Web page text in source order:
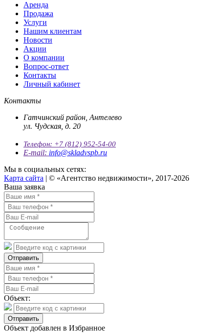
Аренда
Продажа
Услуги
Нашим клиентам
Новости
Акции
О компании
Вопрос-ответ
Контакты
Личный кабинет
Контакты
Гатчинский район, Антелево
ул. Чудская, д. 20
Телефон: +7 (812) 952-54-00
E-mail: info@skladvspb.ru
Мы в социальных сетях:
Карта сайта | © «Агентство недвижимости», 2017-2026
Ваша заявка
Отправить
Объект:
Отправить
Объект добавлен в Избранное